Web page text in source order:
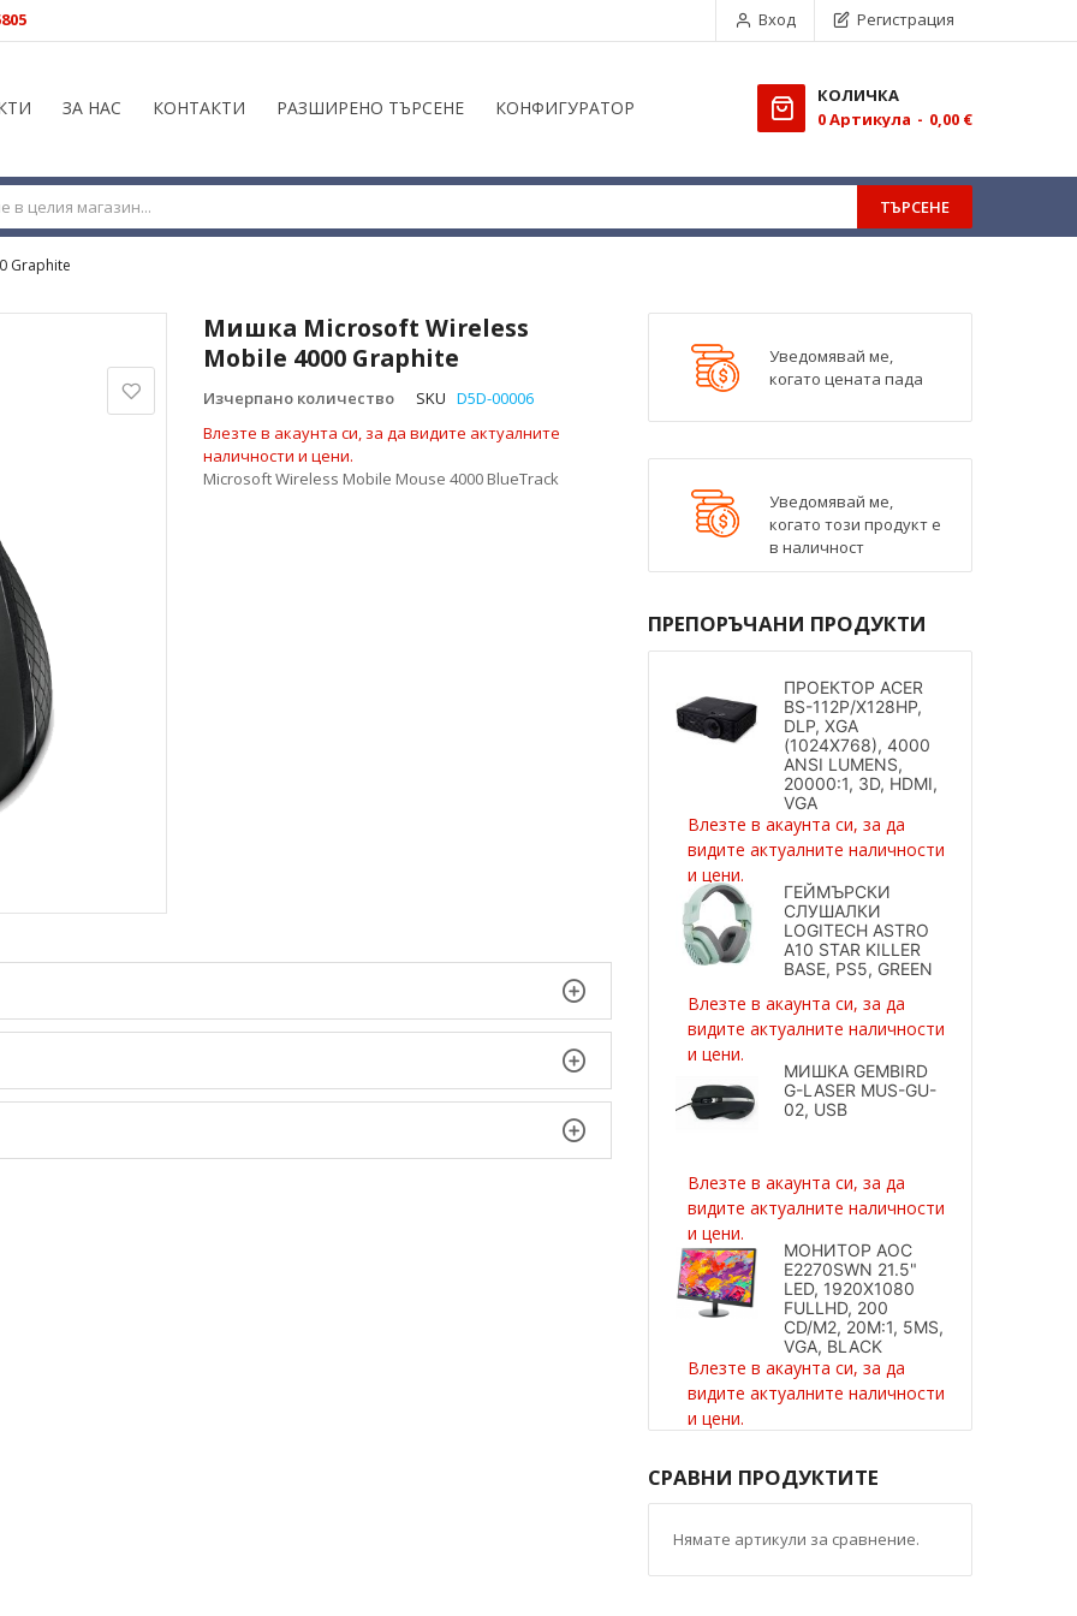
Вход Регистрация
ЗА НАС КОНТАКТИ РАЗШИРЕНО ТЪРСЕНЕ КОНФИГУРАТОР
КОЛИЧКА
0Aртикула 0,00 €
ТЪРСЕНЕ
Graphite
Мишка Microsoft Wireless
Mobile 4000 Graphite
Изчерпано количество SKU D5D-00006
Влезте в акаунта си, за да видите актуалните
наличности и цени.
Microsoft Wireless Mobile Mouse 4000 BlueTrack
Уведомявай ме,
когато цената пада
Уведомявай ме,
когато този продукт е
в наличност
ПРЕПОРЪЧАНИ ПРОДУКТИ
ПРОЕКТОР ACER
BS-112P/X128HP,
DLP, XGA
(1024X768), 4000
ANSI LUMENS,
20000:1, 3D, HDMI,
VGA
Влезте в акаунта си, за да
видите актуалните наличности
и цени.
ГЕЙМЪРСКИ
СЛУШАЛКИ
LOGITECH ASTRO
A10 STAR KILLER
BASE, PS5, GREEN
Влезте в акаунта си, за да
видите актуалните наличности
и цени.
МИШКА GEMBIRD
G-LASER MUS-GU-
02, USB
Влезте в акаунта си, за да
видите актуалните наличности
и цени.
МОНИТОР AOC
E2270SWN 21.5"
LED, 1920X1080
FULLHD, 200
CD/M2, 20M:1, 5MS,
VGA, BLACK
Влезте в акаунта си, за да
видите актуалните наличности
и цени.
СРАВНИ ПРОДУКТИТЕ
Нямате артикули за сравнение.